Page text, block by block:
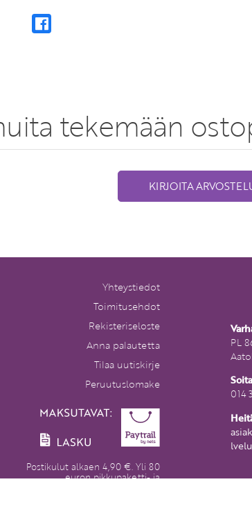
tekemään
KIRJOITA
Yhteystiedot
Toimitusehdot
Rekisteriseloste
Anna palautetta
Tilaa uutiskirje
Peruutuslomake
Postikulut alkaen 4,90 €. Yli 80
euron pikkupaketti- ja
PL
014